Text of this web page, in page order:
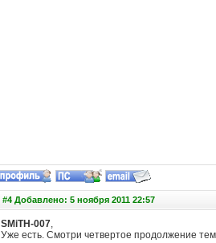
#4 Добавлено: 5 ноября 2011 22:57
SMiTH-007,
Уже есть. Смотри четвертое продолжение